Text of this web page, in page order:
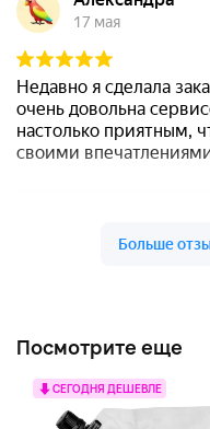
Посмотрите еще
СЕГОДНЯ ДЕШЕВЛЕ